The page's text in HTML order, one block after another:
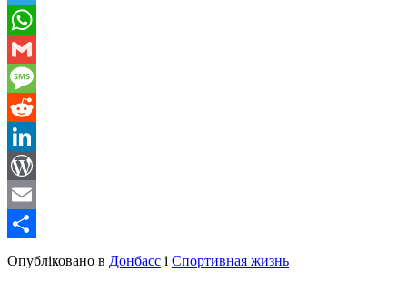
Telegram
WhatsApp
Gmail
Message
Reddit
LinkedIn
WordPress
Email
Share
Опубліковано в Донбасс і Спортивная жизнь